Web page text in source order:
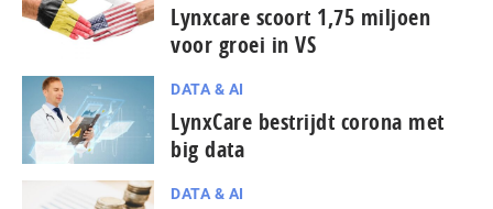
Lynxcare scoort 1,75 miljoen
voor groei in VS
DATA & AI
LynxCare bestrijdt corona met
big data
DATA & AI